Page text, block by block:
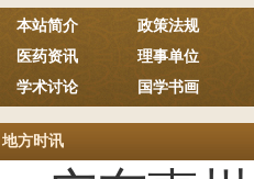
本站简介
政策法规
医药资讯
理事单位
学术讨论 国学书画
地方时讯